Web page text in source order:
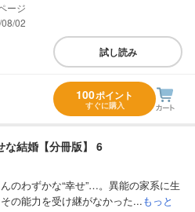
02
試し読み
100ポイント
すぐに購入
な結婚【分冊版】 6
のわずかな“幸せ”…。異能の家系に生
の能力を受け継がなかった...もっと